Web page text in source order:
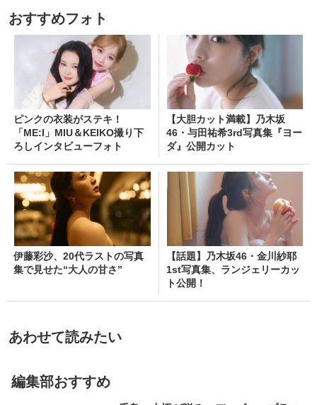
おすすめフォト
ピンクの衣装がステキ！
「ME:I」MIU＆KEIKO撮り下
ろしインタビューフォト
【大胆カット満載】乃木坂
46・与田祐希3rd写真集『ヨー
ダ』公開カット
伊藤彩沙、20代ラストの写真
集で見せた“大人の甘さ”
【話題】乃木坂46・金川紗耶
1st写真集、ランジェリーカッ
ト公開！
あわせて読みたい
編集部おすすめ